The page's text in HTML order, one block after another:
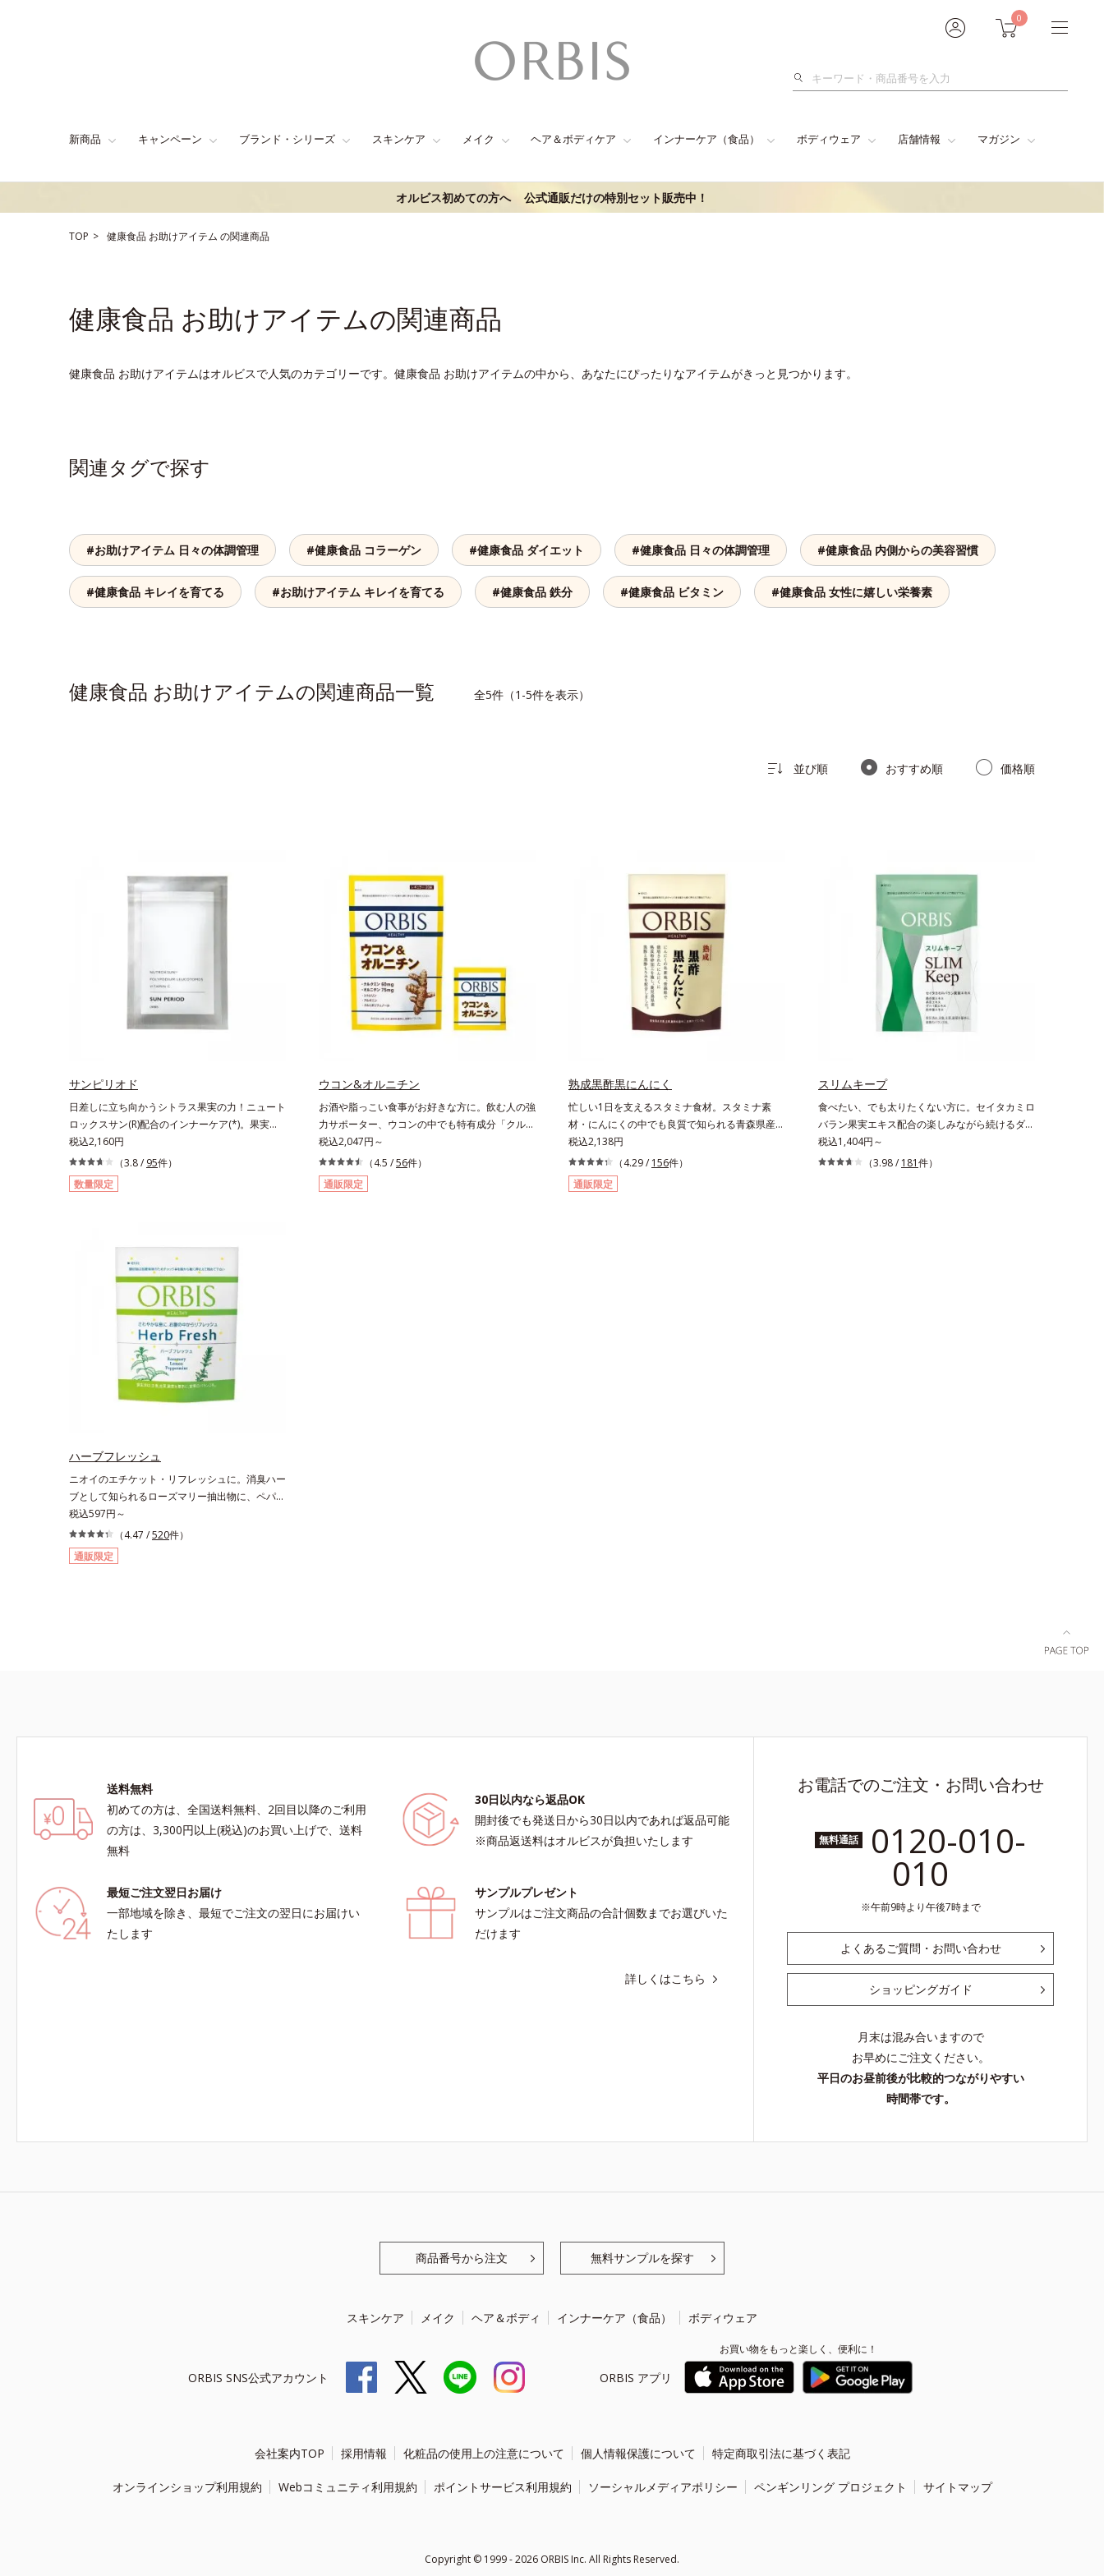
0
検
新商品 キャンペーン ブランド・シリーズ スキンケア メイク ヘア＆ボディケア インナーケア（食品） ボディウェア 店舗情報 マガジン
オルビス初めての方へ 公式通販だけの特別セット販売中！
TOP 健康食品 お助けアイテム の関連商品
健康食品 お助けアイテムの関連商品
健康食品 お助けアイテムはオルビスで人気のカテゴリーです。健康食品 お助けアイテムの中から、あなたにぴったりなアイテムがきっと見つかります。
関連タグで探す
#お助けアイテム 日々の体調管理 #健康食品 コラーゲン #健康食品 ダイエット #健康食品 日々の体調管理 #健康食品 内側からの美容習慣
#健康食品 キレイを育てる #お助けアイテム キレイを育てる #健康食品 鉄分 #健康食品 ビタミン #健康食品 女性に嬉しい栄養素
健康食品 お助けアイテムの関連商品一覧 全5件（1-5件を表示）
並び順 おすすめ順 価格順
サンピリオド
日差しに立ち向かうシトラス果実の力！ニュート
ロックスサン(R)配合のインナーケア(*)。果実の
力で日差しに立ち向かうインナーケア(*)です。
強い紫外線が降り注ぐ南スペイン産のシトラスと
ローズマリーから抽出した話題の成分、「ニュー
トロックスサン(R)」を配合。10年以上の研究を
かせない美容成分ビタミンCもプラス。独自の製
法でサポートします。飲むだけのケアなので、夏
対策にありがちな不快感やストレスは無し！ 時
短ケアにもなるため、忙しい方にもおすすめで
す。夏を快適に過ごすために早速、毎日2粒（目
安）の新習慣を始めましょう。* 紫外線などによ
り失われるビタミンCを中心とした栄養成分の補
税込2,160円
（3.8 / 95件）
数量限定
ウコン&オルニチン
お酒や脂っこい食事がお好きな方に。飲む人の強
力サポーター、ウコンの中でも特有成分「クルク
ミン」を豊富に含む秋ウコンを使用しました。2
粒で60mｇも摂れるので、翌日も朝からさわや
かに活動できます。さらに、ウコンと並んで飲む
人に欠かせないとされるしじみ成分「オルニチ
税込2,047円～
（4.5 /56件）
通販限定
熟成黒酢黒にんにく
忙しい1日を支えるスタミナ食材。スタミナ素
材・にんにくの中でも良質で知られる青森県産の
「福地ホワイト六片」を発酵・熟成させること
で、生にんにく時よりポリフェノールやアミノ酸
量をぐんとパワーアップさせました。さらに、へ
とへと対策に欠かせない“黒酢”（クエン酸が豊
税込2,138円
（4.29 / 156件）
通販限定
スリムキープ
食べたい、でも太りたくない方に。セイタカミロ
バラン果実エキス配合の楽しみながら続けるダイ
エット応援サプリ。ダイエット中なのに食欲を抑
えきれずついつい食べ過ぎてしまう時、どうして
税込1,404円～
（3.98 / 181件）
ハーブフレッシュ
ニオイのエチケット・リフレッシュに。消臭ハー
ブとして知られるローズマリー抽出物に、ペパー
ミントオイル、レモンオイルを加えた3つの成分
の働きで、臭いをカバー。レモンとミントが香る
さわやかな息が続きます。
税込597円～
（4.47 /520件）
通販限定
送料無料
初めての方は、全国送料無料、2回目以降のご利用
の方は、3,300円以上(税込)のお買い上げで、送料
無料
30日以内なら返品OK
開封後でも発送日から30日以内であれば返品可能
※商品返送料はオルビスが負担いたします
最短ご注文翌日お届け
一部地域を除き、最短でご注文の翌日にお届けい
たします
サンプルプレゼント
サンプルはご注文商品の合計個数までお選びいた
だけます
詳しくはこちら
お電話でのご注文・お問い合わせ
無料通話 0120-010-
010
午前9時より午後7時まで
よくあるご質問・お問い合わせ
ショッピングガイド
月末は混み合いますので
お早めにご注文ください。
平日のお昼前後が比較的つながりやすい
時間帯です。
商品番号から注文 無料サンプルを探す
スキンケア メイク ヘア＆ボディ インナーケア（食品） ボディウェア
ORBIS SNS公式アカウント ORBIS アプリ
お買い物をもっと楽しく、便利に！
会社案内TOP 採用情報 化粧品の使用上の注意について 個人情報保護について 特定商取引法に基づく表記
オンラインショップ利用規約 Webコミュニティ利用規約 ポイントサービス利用規約 ソーシャルメディアポリシー ペンギンリング プロジェクト サイトマップ
Copyright © 1999 - 2026 ORBIS Inc. All Rights Reserved.